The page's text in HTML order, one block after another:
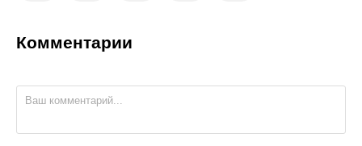
Комментарии